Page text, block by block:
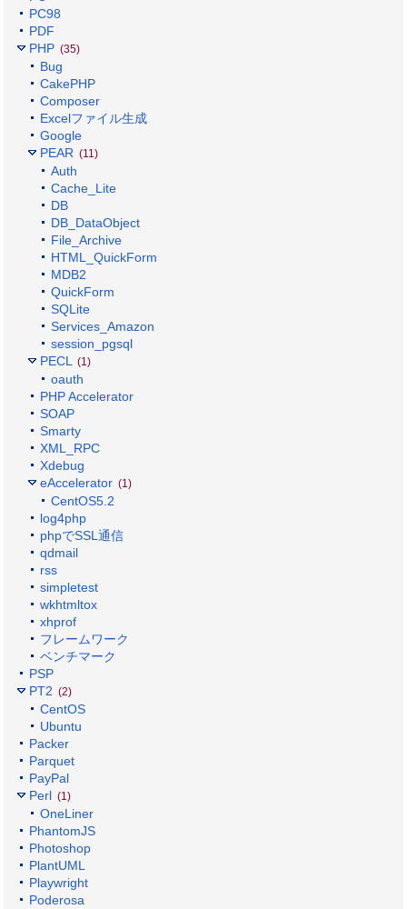
PC98
PDF
PHP (35)
Bug
CakePHP
Composer
Excelファイル生成
Google
PEAR (11)
Auth
Cache_Lite
DB
DB_DataObject
File_Archive
HTML_QuickForm
MDB2
QuickForm
SQLite
Services_Amazon
session_pgsql
PECL (1)
oauth
PHP Accelerator
SOAP
Smarty
XML_RPC
Xdebug
eAccelerator (1)
CentOS5.2
log4php
phpでSSL通信
qdmail
rss
simpletest
wkhtmltox
xhprof
フレームワーク
ベンチマーク
PSP
PT2 (2)
CentOS
Ubuntu
Packer
Parquet
PayPal
Perl (1)
OneLiner
PhantomJS
Photoshop
PlantUML
Playwright
Poderosa